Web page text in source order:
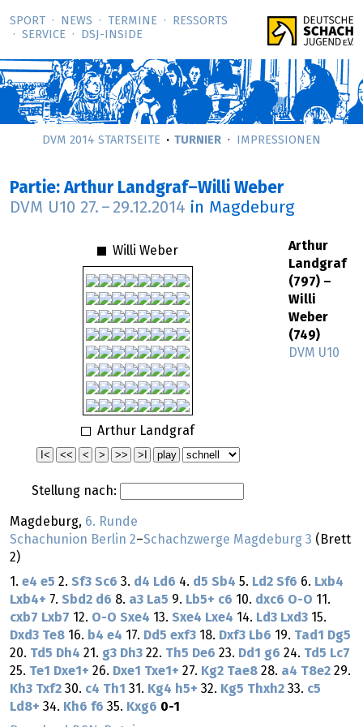
SPORT NEWS TERMINE
RESSORTS
SERVICE
DSJ-­INSIDE
DVM 2014 STARTSEITE TURNIER IMPRESSIONEN
Partie: Arthur Landgraf–Willi Weber
DVM U10 27. – 29.12.2014 in Magdeburg
Willi Weber
Arthur Landgraf
Stellung nach:
Arthur
Landgraf
(797) –
Willi
Weber
(749)
DVM U10
Magdeburg, 6. Runde
Schachunion Berlin 2–Schachzwerge Magdeburg 3 (Brett
2)
1. e4 e5 2. Sf3 Sc6 3. d4 Ld6 4. d5 Sb4 5. Ld2 Sf6 6. Lxb4
Lxb4+ 7. Sbd2 d6 8. a3 La5 9. Lb5+ c6 10. dxc6 O-O 11.
cxb7 Lxb7 12. O-O Sxe4 13. Sxe4 Lxe4 14. Ld3 Lxd3 15.
Dxd3 Te8 16. b4 e4 17. Dd5 exf3 18. Dxf3 Lb6 19. Tad1 Dg5
20. Td5 Dh4 21. g3 Dh3 22. Th5 De6 23. Dd1 g6 24. Td5 Lc7
25. Te1 Dxe1+ 26. Dxe1 Txe1+ 27. Kg2 Tae8 28. a4 T8e2 29.
Kh3 Txf2 30. c4 Th1 31. Kg4 h5+ 32. Kg5 Thxh2 33. c5
Ld8+ 34. Kh6 f6 35. Kxg6 0-1